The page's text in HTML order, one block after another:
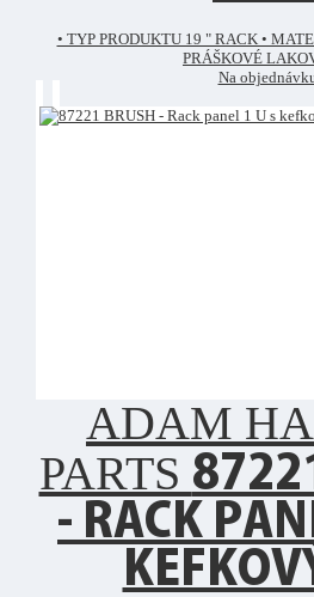
• TYP PRODUKTU 19 " RACK •
PRÁŠKOVÉ
Na
ADAM
PARTS
- RACK